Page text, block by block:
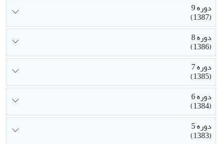
دوره 9
(1387)
دوره 8
(1386)
دوره 7
(1385)
دوره 6
(1384)
دوره 5
(1383)